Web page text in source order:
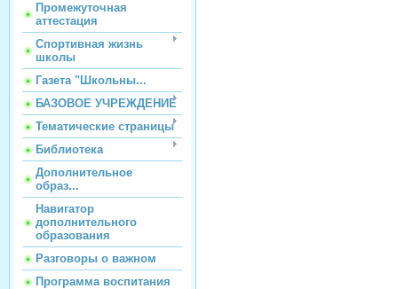
Промежуточная
аттестация
Спортивная жизнь
школы
Газета "Школьны...
БАЗОВОЕ УЧРЕЖДЕНИЕ
Тематические страницы
Библиотека
Дополнительное
образ...
Навигатор
дополнительного
образования
Разговоры о важном
Программа воспитания